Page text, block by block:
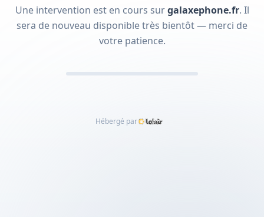
Une intervention est en cours surgalaxephone.fr. Il
sera de nouveau disponible très bientôt — merci de
votre patience.
Hébergé par